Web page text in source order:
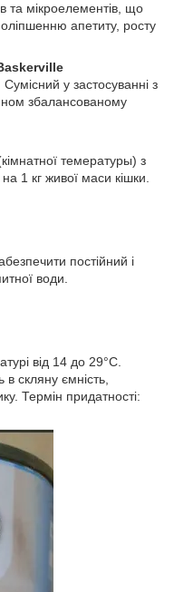
та мікроелементів, що
апетиту, росту
у застосуванні з
збалансованому
темературы) з
1 кг живої маси кішки.
постійний і
води.
від 14 до 29°С.
скляну ємність,
Термін придатності: